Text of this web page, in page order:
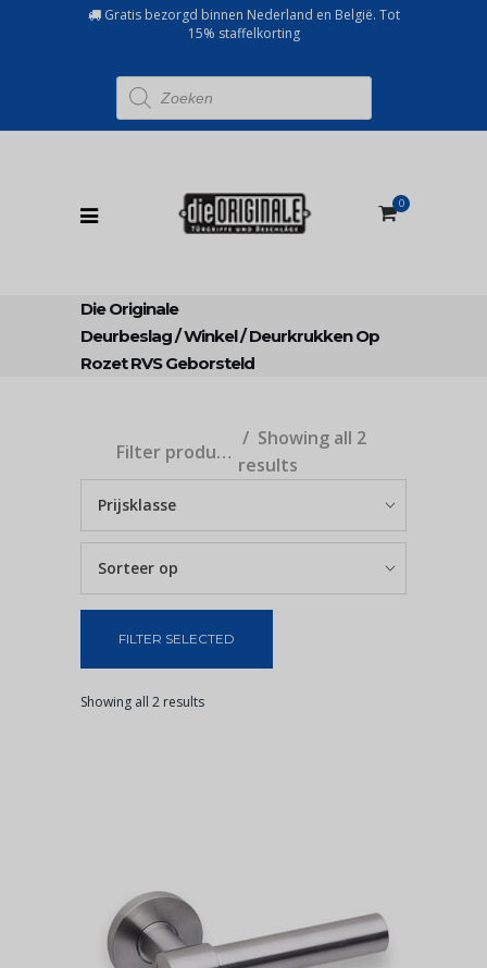
Gratis bezorgd binnen Nederland en België. Tot
15% staffelkorting
Producten
zoeken
0
Die Originale
Deurbeslag/Winkel/Deurkrukken Op
Rozet RVS Geborsteld
Filter producten
Showing all 2
results
Prijsklasse
Sorteer op
FILTER SELECTED
Showing all 2 results